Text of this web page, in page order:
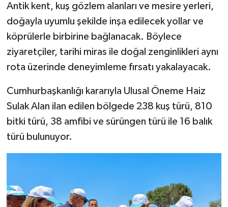
Antik kent, kuş gözlem alanları ve mesire yerleri,
doğayla uyumlu şekilde inşa edilecek yollar ve
köprülerle birbirine bağlanacak. Böylece
ziyaretçiler, tarihi miras ile doğal zenginlikleri aynı
rota üzerinde deneyimleme fırsatı yakalayacak.
Cumhurbaşkanlığı kararıyla Ulusal Öneme Haiz
Sulak Alan ilan edilen bölgede 238 kuş türü, 810
bitki türü, 38 amfibi ve sürüngen türü ile 16 balık
türü bulunuyor.